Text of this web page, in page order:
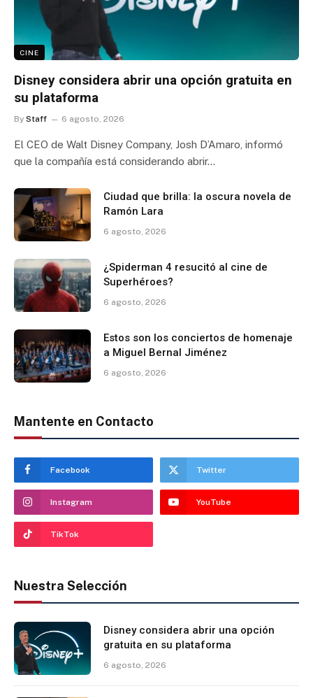
CINE
Disney considera abrir una opción gratuita en
su plataforma
By Staff 6 agosto, 2026
El CEO de Walt Disney Company, Josh D’Amaro, informó
que la compañía está considerando abrir…
Ciudad que brilla: la oscura novela de
Ramón Lara
6 agosto, 2026
¿Spiderman 4 resucitó al cine de
Superhéroes?
6 agosto, 2026
Estos son los conciertos de homenaje
a Miguel Bernal Jiménez
6 agosto, 2026
Mantente en Contacto
Facebook Twitter
Instagram YouTube
TikTok
Nuestra Selección
Disney considera abrir una opción
gratuita en su plataforma
6 agosto, 2026